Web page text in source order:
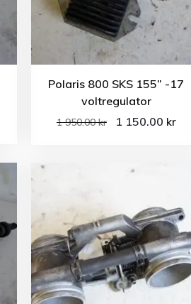
Polaris 800 SKS 155” -17
voltregulator
1 950.00kr 1 150.00 kr